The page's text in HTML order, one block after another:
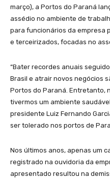
março), a Portos do Paraná
assédio no ambiente de
para funcionários da empresa
e terceirizados, focadas no
“Bater recordes anuais
Brasil e atrair novos negócios
Portos do Paraná. Entretanto,
tivermos um ambiente
presidente Luiz Fernando
ser tolerado nos portos de
Nos últimos anos, apenas um
registrado na ouvidoria da
apresentado resultou na